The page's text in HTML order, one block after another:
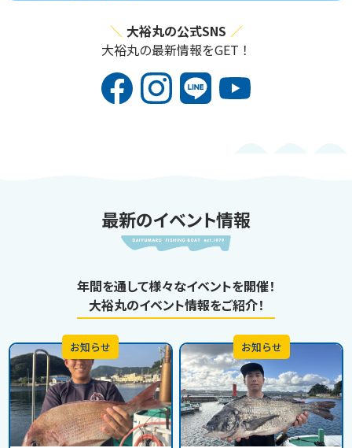
大裕丸の公式SNS
大裕丸の最新情報をGET！
最新のイベント情報
年間を通して様々なイベントを開催！
大裕丸のイベント情報をご紹介！
お知らせ お知らせ